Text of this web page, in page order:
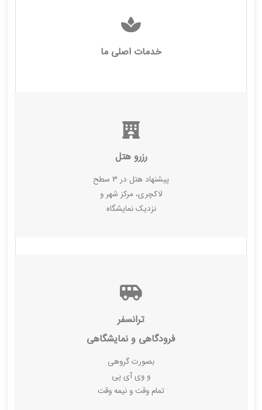
خدمات اصلی ما
رزرو هتل
پیشنهاد هتل در ۳ سطح
لاکچری، مرکز شهر و
نزدیک نمایشگاه
ترانسفر
فرودگاهی و نمایشگاهی
بصورت گروهی
و وی آی پی
تمام وقت و نیمه وقت